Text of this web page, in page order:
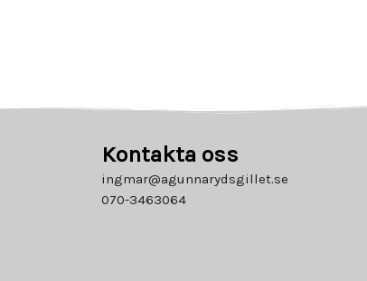
Kontakta oss
ingmar@agunnarydsgillet.se
070-3463064